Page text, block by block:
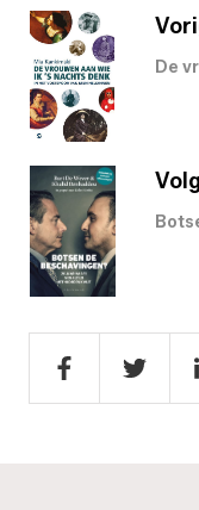
De